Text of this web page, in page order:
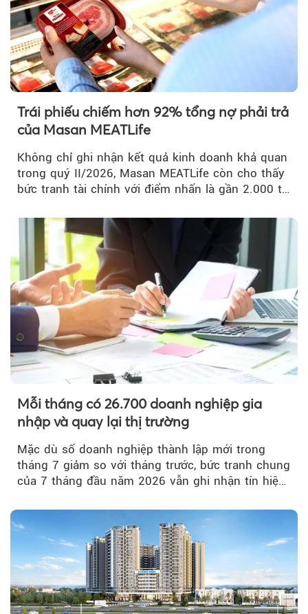
Trái phiếu chiếm hơn 92% tổng nợ phải trả
của Masan MEATLife
Không chỉ ghi nhận kết quả kinh doanh khả quan
trong quý II/2026, Masan MEATLife còn cho thấy
bức tranh tài chính với điểm nhấn là gần 2.000 tỷ
Mỗi tháng có 26.700 doanh nghiệp gia
nhập và quay lại thị trường
Mặc dù số doanh nghiệp thành lập mới trong
tháng 7 giảm so với tháng trước, bức tranh chung
của 7 tháng đầu năm 2026 vẫn ghi nhận tín hiệu